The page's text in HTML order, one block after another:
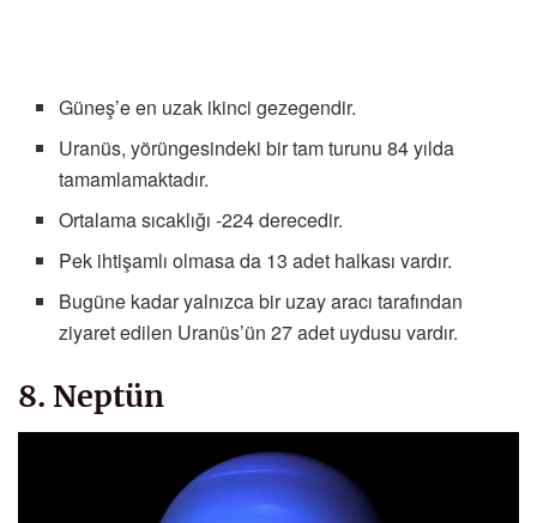
Güneş’e en uzak ikinci gezegendir.
Uranüs, yörüngesindeki bir tam turunu 84 yılda
tamamlamaktadır.
Ortalama sıcaklığı -224 derecedir.
Pek ihtişamlı olmasa da 13 adet halkası vardır.
Bugüne kadar yalnızca bir uzay aracı tarafından
ziyaret edilen Uranüs’ün 27 adet uydusu vardır.
8. Neptün